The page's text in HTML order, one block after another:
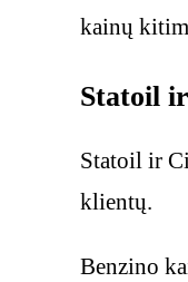
kainų
Statoil
Statoil ir
klientų.
Benzino